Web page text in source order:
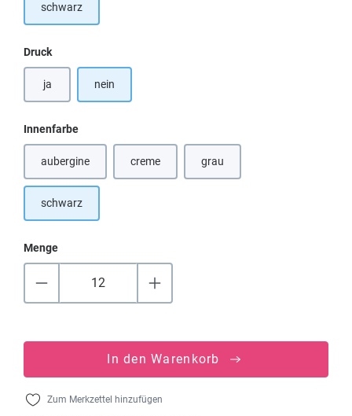
schwarz
Druckauswählen
ja nein
Innenfarbeauswählen
aubergine(Diese Option ist zurzeit nicht verfügbar.)
creme(Diese Option ist zurzeit nicht verfügbar.)
grau(Diese Option ist zurzeit nicht
schwarz
Menge
In den Warenkorb
Zum Merkzettel hinzufügen